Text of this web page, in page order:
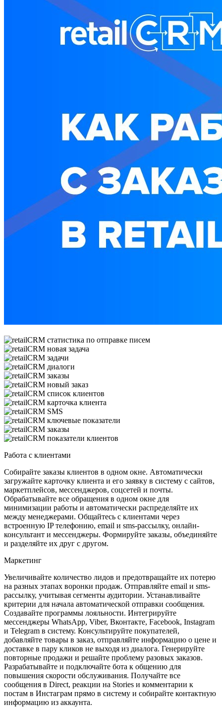
Работа с клиентами
Собирайте заказы клиентов в одном окне. Автоматически
загружайте карточку клиента и его заявку в систему с сайтов,
маркетплейсов, мессенджеров, соцсетей и почты.
Обрабатывайте все обращения в одном окне для
минимизации работы и автоматически распределяйте их
между менеджерами. Общайтесь с клиентами через
встроенную IP телефонию, email и sms-рассылку, онлайн-
консультант и мессенджеры. Формируйте заказы, объединяйте
и разделяйте их друг с другом.
Маркетинг
Увеличивайте количество лидов и предотвращайте их потерю
на разных этапах воронки продаж. Отправляйте email и sms-
рассылку, учитывая сегменты аудитории. Устанавливайте
критерии для начала автоматической отправки сообщения.
Создавайте программы лояльности. Интегрируйте
мессенджеры WhatsApp, Viber, Вконтакте, Facebook, Instagram
и Telegram в систему. Консультируйте покупателей,
добавляйте товары в заказ, отправляйте информацию о цене и
доставке в пару кликов не выходя из диалога. Генерируйте
повторные продажи и решайте проблему разовых заказов.
Разрабатывайте и подключайте бота к общению для
повышения скорости обслуживания. Получайте все
сообщения в Direct, реакции на Stories и комментарии к
постам в Инстаграм прямо в систему и собирайте контактную
информацию из аккаунта.